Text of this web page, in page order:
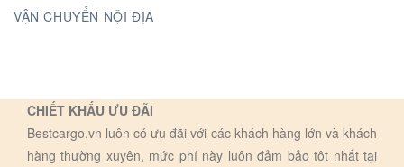
VẬN CHUYỂN NỘI ĐỊA
CHIẾT KHẤU ƯU ĐÃI
Bestcargo.vn luôn có ưu đãi với các khách hàng lớn và khách
hàng thường xuyên, mức phí này luôn đảm bảo tôt nhất tại